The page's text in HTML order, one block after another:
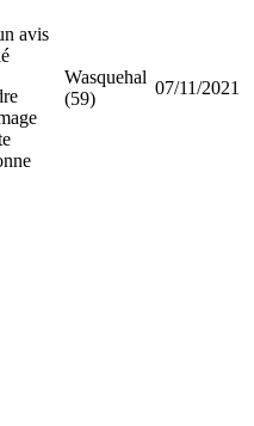
avis
Wasquehal
(59)
07/11/2021